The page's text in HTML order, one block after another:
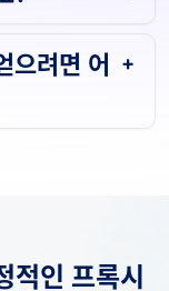
으려면 어
인 프록시